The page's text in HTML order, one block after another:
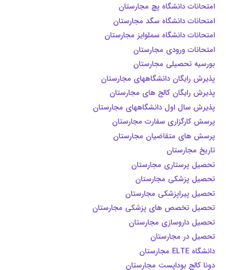
امتحانات دانشگاه پچ مجارستان
امتحانات دانشگاه سگد مجارستان
امتحانات دانشگاه سملوایز مجارستان
امتحانات ورودی مجارستان
بورسیه تحصیلی مجارستان
پذیرش رایگان دانشگاههای مجارستان
پذیرش رایگان کالج های مجارستان
پذیرش سال اول دانشگاههای مجارستان
پرسش کارگزاری سفارت مجارستان
پرسش های متقاضیان مجارستان
تاریخ مجارستان
تحصیل پرستاری مجارستان
تحصیل پزشکی مجارستان
تحصیل پیراپزشکی مجارستان
تحصیل تخصص های پزشکی مجارستان
تحصیل داروسازی مجارستان
تحصیل در مجارستان
دانشگاه ELTE مجارستان
دونا کالج بوداپست مجارستان